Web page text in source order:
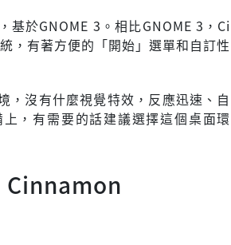
於GNOME 3。相比GNOME 3，Ci
有著方便的「開始」選單和自訂性
，沒有什麼視覺特效，反應迅速、自
，有需要的話建議選擇這個桌面環
Cinnamon